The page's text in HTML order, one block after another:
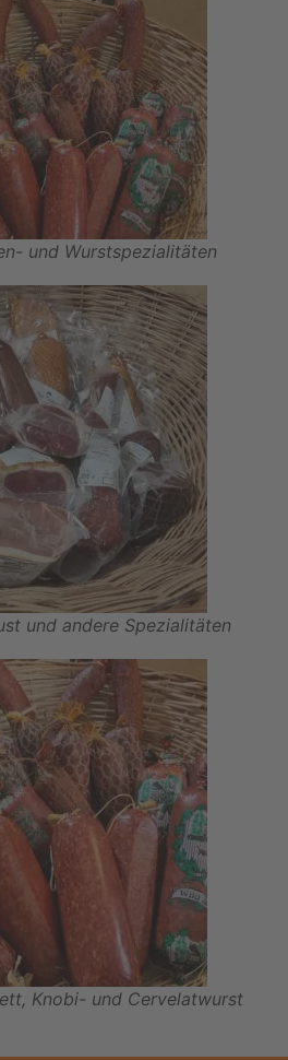
und Wurstspezialitäten
und andere Spezialitäten
Knobi- und Cervelatwurst